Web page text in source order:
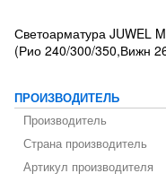
Светоарматура JUWEL
(Рио 240/300/350,Вижн
ПРОИЗВОДИТЕЛЬ
Производитель
Страна производитель
Артикул производителя